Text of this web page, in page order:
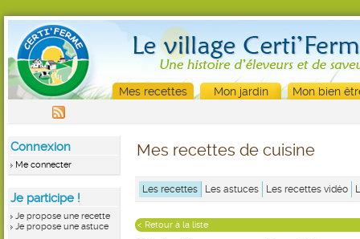
Mes recettes Mon jardin Mon bien
Connexion
Me connecter
Je participe !
Je propose une recette
Je propose une astuce
Mes recettes de cuisine
Les recettes Les astuces Les recettes vidéo
< Retour à la liste